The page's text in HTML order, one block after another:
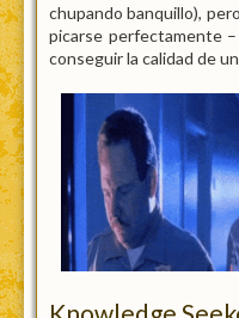
chupando banquillo),
picarse perfectamente
conseguir la calidad de